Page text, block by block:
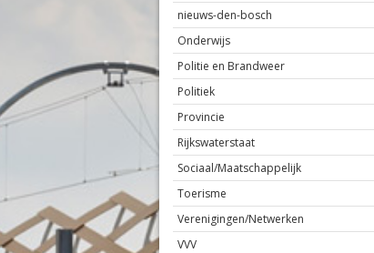
nieuws-den-bosch
Onderwijs
Politie en Brandweer
Politiek
Provincie
Rijkswaterstaat
Sociaal/Maatschappelijk
Toerisme
Verenigingen/Netwerken
VVV